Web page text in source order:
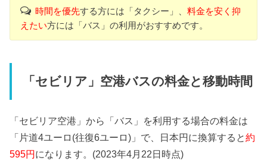
時間を優先する方には「タクシー」、 料金を安く抑
えたい方には「バス」の利用がおすすめです。
「セビリア」空港バスの料金と移動時間
「セビリア空港」から「バス」を利用する場合の料金は
「片道4ユーロ(往復6ユーロ)」で、日本円に換算すると約
595円 になります。(2023年4月22日時点)